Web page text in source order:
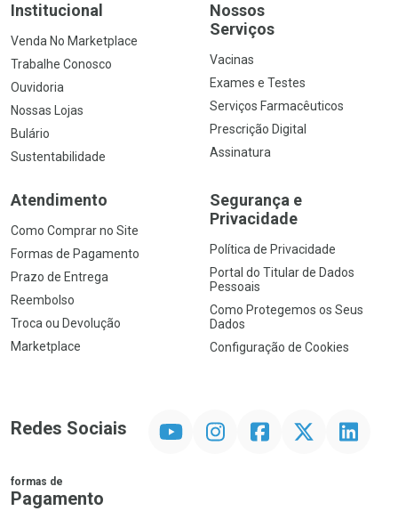
Institucional
Venda No Marketplace
Trabalhe Conosco
Ouvidoria
Nossas Lojas
Bulário
Sustentabilidade
Nossos
Serviços
Vacinas
Exames e Testes
Serviços Farmacêuticos
Prescrição Digital
Assinatura
Atendimento
Como Comprar no Site
Formas de Pagamento
Prazo de Entrega
Reembolso
Troca ou Devolução
Marketplace
Segurança e
Privacidade
Política de Privacidade
Portal do Titular de Dados
Pessoais
Como Protegemos os Seus
Dados
Configuração de Cookies
Redes Sociais InstagramFacebookTwitter Linkedin
formas de
Pagamento